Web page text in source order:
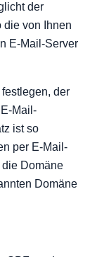
der
die von Ihnen
E-Mail-Server
der
Mail-
ist so
per E-Mail-
Domäne
Domäne